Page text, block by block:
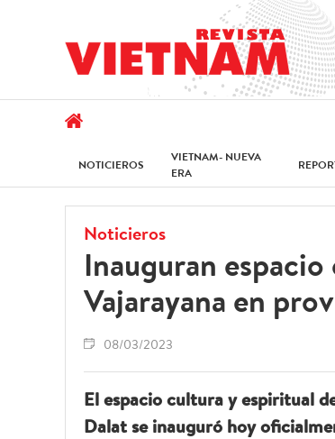
NOTICIEROS
VIETNAM- NUEVA
ERA
Noticieros
Inauguran
Vajarayana en
08/03/2023
El espacio cultura y espiritual
Dalat se inauguró hoy